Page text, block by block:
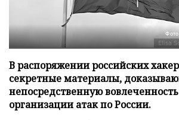
В распоряжении российских
секретные материалы,
непосредственную
организации атак по России.